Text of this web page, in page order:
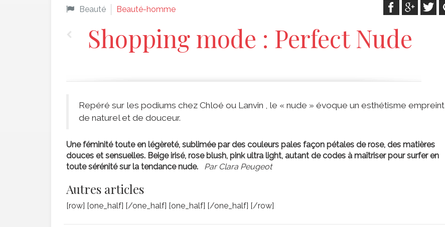
Beauté Beauté-homme
Shopping mode : Perfect Nude
Repéré sur les podiums chez Chloé ou Lanvin , le « nude » évoque un esthétisme empreint
de naturel et de douceur.
Une féminité toute en légèreté, sublimée par des couleurs pales façon pétales de rose, des matières
douces et sensuelles. Beige irisé, rose blush, pink ultra light, autant de codes à maîtriser pour surfer en
toute sérénité sur la tendance nude.
Par Clara Peugeot
Autres articles
[row] [one_half] [/one_half] [one_half] [/one_half] [/row]